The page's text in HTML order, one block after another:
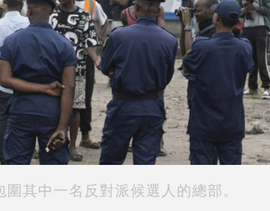
其中一名反對派候選人的總部。